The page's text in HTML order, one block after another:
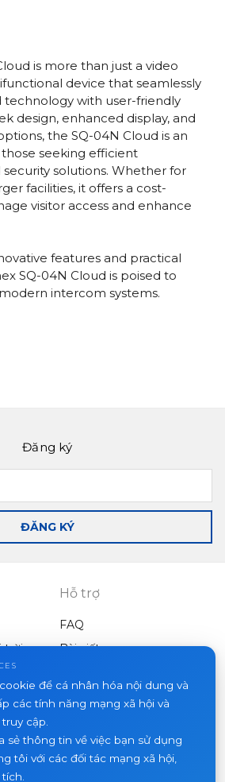
is more than just a video
device that seamlessly
technology with user-friendly
design, enhanced display, and
the SQ-04N Cloud is an
seeking efficient
solutions. Whether for
facilities, it offers a cost-
visitor access and enhance
features and practical
SQ-04N Cloud is poised to
intercom systems.
Đăng ký
ĐĂNG KÝ
trời
Hỗ trợ
FAQ
Bài viết
Dự án
Tin tức
để cá nhân hóa nội dung và
các tính năng mạng xã hội và
cập.
sẻ thông tin về việc bạn sử dụng
tôi với các đối tác mạng xã hội,